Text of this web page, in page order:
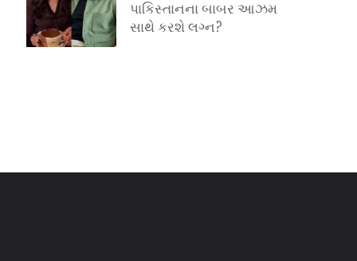
પાકિસ્તાનના બાબર આઝમ
સાથે કરશે લગ્ન?